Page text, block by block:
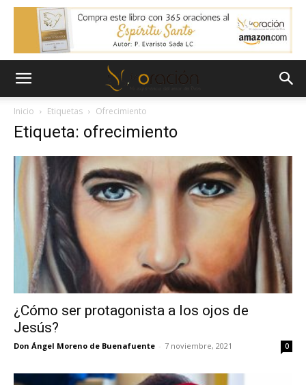
Inicio Etiquetas Ofrecimiento
Etiqueta: ofrecimiento
¿Cómo ser protagonista a los ojos de
Jesús?
Don Ángel Moreno de Buenafuente - 7 noviembre, 2021 0